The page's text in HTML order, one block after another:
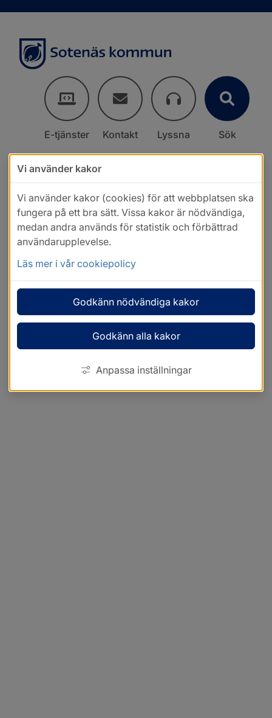
E-tjänster Kontakt Lyssna Sök
Vi använder kakor
Vi använder kakor (cookies) för att webbplatsen ska
fungera på ett bra sätt. Vissa kakor är nödvändiga,
medan andra används för statistik och förbättrad
användarupplevelse.
Läs mer i vår cookiepolicy
Godkänn nödvändiga kakor
Godkänn alla kakor
Anpassa inställningar